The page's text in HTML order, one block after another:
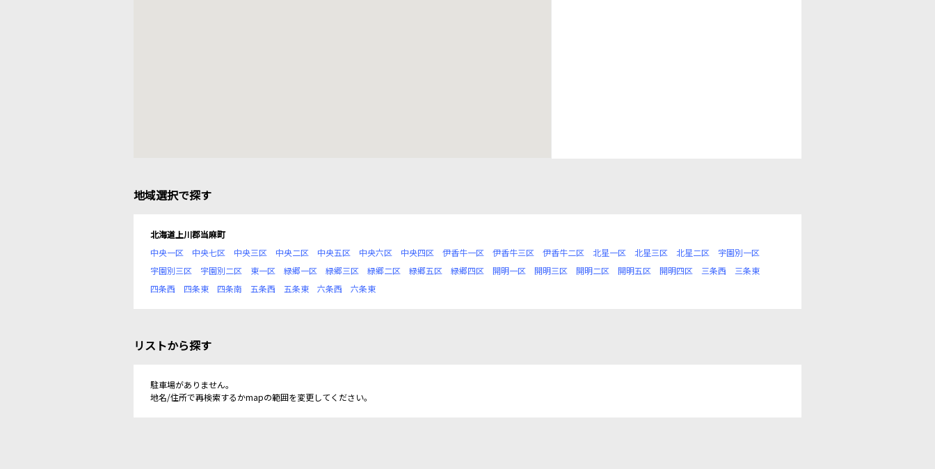
地域選択で探す
北海道上川郡当麻町
中央一区
中央七区 中央三区 中央二区 中央五区 中央六区 中央四区 伊香牛一区 伊香牛三区 伊香牛二区 北星一区 北星三区 北星二区
宇園別一区
宇園別三区
宇園別二区 東一区 緑郷一区 緑郷三区 緑郷二区 緑郷五区 緑郷四区 開明一区 開明三区 開明二区 開明五区 開明四区 三条西
三条東
四条西
四条東 四条南 五条西 五条東 六条西 六条東
リストから探す
駐車場がありません。
地名/住所で再検索するかmapの範囲を変更してください。